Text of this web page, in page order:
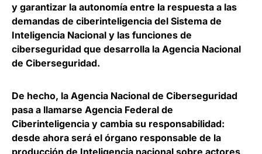
y garantizar la autonomía entre la respuesta a las
demandas de ciberinteligencia del Sistema de
Inteligencia Nacional y las funciones de
ciberseguridad que desarrolla la Agencia Nacional
de Ciberseguridad.
De hecho, la Agencia Nacional de Ciberseguridad
pasa a llamarse Agencia Federal de
Ciberinteligencia y cambia su responsabilidad:
desde ahora será el órgano responsable de la
producción de Inteligencia nacional sobre actores,